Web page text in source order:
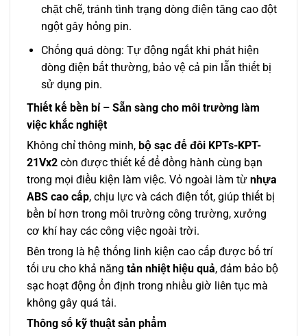
chặt chẽ, tránh tình trạng dòng điện tăng cao đột
ngột gây hỏng pin.
Chống quá dòng: Tự động ngắt khi phát hiện
dòng điện bất thường, bảo vệ cả pin lẫn thiết bị
sử dụng pin.
Thiết kế bền bỉ – Sẵn sàng cho môi trường làm
việc khắc nghiệt
Không chỉ thông minh, bộ sạc đế đôi KPTs-KPT-
21Vx2 còn được thiết kế để đồng hành cùng bạn
trong mọi điều kiện làm việc. Vỏ ngoài làm từ nhựa
ABS cao cấp, chịu lực và cách điện tốt, giúp thiết bị
bền bỉ hơn trong môi trường công trường, xưởng
cơ khí hay các công việc ngoài trời.
Bên trong là hệ thống linh kiện cao cấp được bố trí
tối ưu cho khả năng tản nhiệt hiệu quả, đảm bảo bộ
sạc hoạt động ổn định trong nhiều giờ liên tục mà
không gây quá tải.
Thông số kỹ thuật sản phẩm